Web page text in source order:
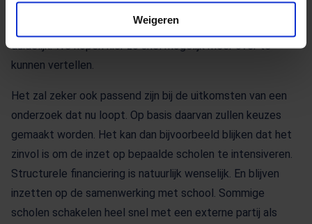
Weigeren
Het jongerenwerk op het VO gaat gegarandeerd door in
2024 en verder, maar hoe en waar precies is dus nog niet
duidelijk. We hopen hier zo snel mogelijk meer over te
kunnen vertellen.
Het zal zeker ook passend zijn bij de uitkomsten van een
onderzoek dat nu loopt. Op basis daarvan zullen keuzes
gemaakt worden. Het kan dan bijvoorbeeld blijken dat het
zinvol is om de inzet op bepaalde scholen te intensiveren.
Structurele financiering is natuurlijk wenselijk. En blijven
inzetten op de samenwerking met school. Sommige
scholen schakelen heel snel met een externe partij als